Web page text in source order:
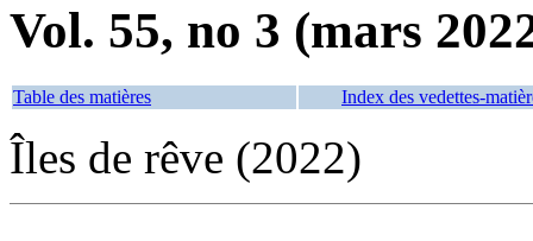
Vol. 55, no 3 (mars
Table des matières Index des vedettes-
Îles de rêve (2022)